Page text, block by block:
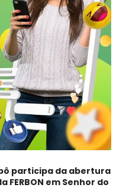
participa da abertura
FERBON em Senhor do